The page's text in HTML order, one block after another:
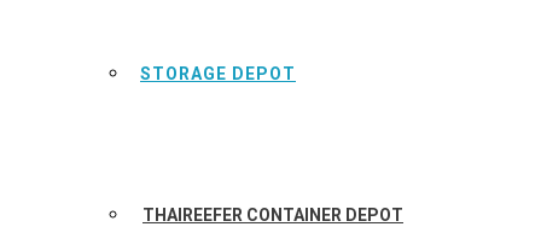
STORAGE DEPOT
THAIREEFER CONTAINER DEPOT